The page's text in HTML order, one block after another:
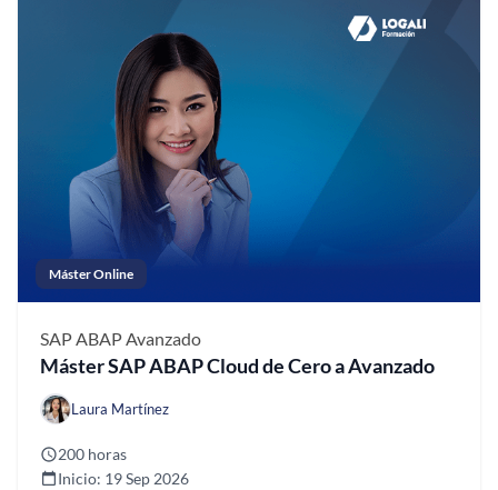
Máster Online
SAP ABAPAvanzado
Máster SAP ABAP Cloud de Cero a Avanzado
Laura Martínez
200 horas
Inicio: 19 Sep 2026